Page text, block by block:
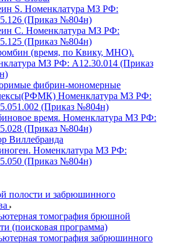
S. Номенклатура МЗ РФ:
(Приказ №804н)
С. Номенклатура МЗ РФ:
(Приказ №804н)
(время, по Квику, МНО).
МЗ РФ: A12.30.014 (Приказ
фибрин-мономерные
Номенклатура МЗ РФ:
(Приказ №804н)
время. Номенклатура МЗ РФ:
(Приказ №804н)
Виллебранда
Номенклатура МЗ РФ:
(Приказ №804н)
полости и забрюшинного
томография брюшной
(поисковая программа)
томография забрюшинного